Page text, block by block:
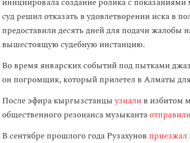
суд решил отказать в удовлетворении иска в
предоставили десять дней для подачи жалобы
вышестоящую судебную инстанцию.
Во время январских событий под пытками
он погромщик, который прилетел в Алматы
После эфира кыргызстанцыузналив избитом
общественного резонанса музыканта
В сентябре прошлого года Рузахунов приезжал